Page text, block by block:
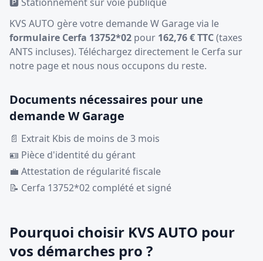
KVS AUTO gère votre demande W Garage via le
formulaire Cerfa 13752*02 pour 162,76 € TTC(taxes
ANTS incluses). Téléchargez directement le Cerfa sur
notre page et nous nous occupons du reste.
Documents nécessaires pour une
demande W Garage
📄 Extrait Kbis de moins de 3 mois
🪪 Pièce d'identité du gérant
💼 Attestation de régularité fiscale
📝 Cerfa 13752*02 complété et signé
Pourquoi choisir KVS AUTO pour
vos démarches pro ?